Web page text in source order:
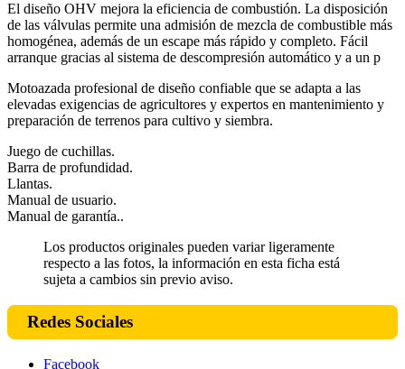
El diseño OHV mejora la eficiencia de combustión. La disposición
de las válvulas permite una admisión de mezcla de combustible más
homogénea, además de un escape más rápido y completo. Fácil
arranque gracias al sistema de descompresión automático y a un p
Motoazada profesional de diseño confiable que se adapta a las
elevadas exigencias de agricultores y expertos en mantenimiento y
preparación de terrenos para cultivo y siembra.
Juego de cuchillas.
Barra de profundidad.
Llantas.
Manual de usuario.
Manual de garantía..
Los productos originales pueden variar ligeramente
respecto a las fotos, la información en esta ficha está
sujeta a cambios sin previo aviso.
Redes Sociales
Facebook